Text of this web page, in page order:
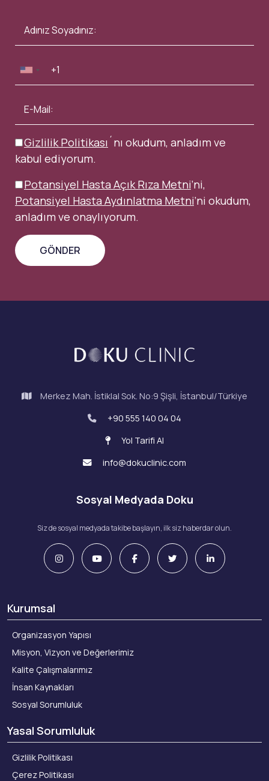
Gizlilik Politikası ´nı okudum, anladım ve
kabul ediyorum.
Potansiyel Hasta Açık Rıza Metni’ni,
Potansiyel Hasta Aydınlatma Metni’ni okudum,
anladım ve onaylıyorum.
Merkez Mah. İstiklal Sok. No:9 Şişli, İstanbul/Türkiye
+90 555 140 04 04
Yol Tarifi Al
info@dokuclinic.com
Sosyal Medyada Doku
Siz de sosyal medyada takibe başlayın, ilk siz haberdar olun.
Kurumsal
Organizasyon Yapısı
Misyon, Vizyon ve Değerlerimiz
Kalite Çalışmalarımız
İnsan Kaynakları
Sosyal Sorumluluk
Yasal Sorumluluk
Gizlilik Politikası
Çerez Politikası